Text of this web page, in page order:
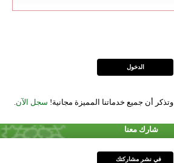
وتذكر أن جميع خدماتنا المميزة مجانية! سجل الآن
شارك معنا
في نشر مشاركتك